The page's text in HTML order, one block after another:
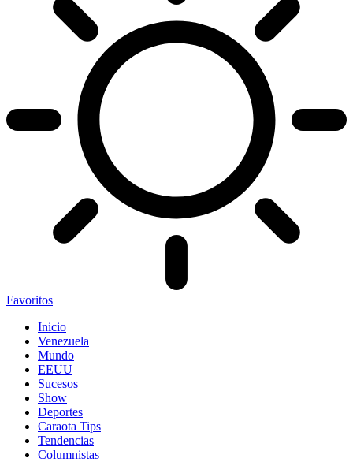
Favoritos
Inicio
Venezuela
Mundo
EEUU
Sucesos
Show
Deportes
Caraota Tips
Tendencias
Columnistas